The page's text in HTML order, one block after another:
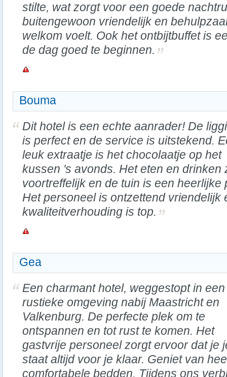
stilte, wat zorgt voor een goede
buitengewoon vriendelijk en
welkom voelt. Ook het ontbijtbuffet is
de dag goed te beginnen.
Bouma
Dit hotel is een echte aanrader! De
is perfect en de service is uitstekend.
leuk extraatje is het chocolaatje op het
kussen 's avonds. Het eten en drinken
voortreffelijk en de tuin is een heerlijke
Het personeel is ontzettend vriendelijk
kwaliteitverhouding is top.
Gea
Een charmant hotel, weggestopt in een
rustieke omgeving nabij Maastricht en
Valkenburg. De perfecte plek om te
ontspannen en tot rust te komen. Het
gastvrije personeel zorgt ervoor dat je
staat altijd voor je klaar. Geniet van
comfortabele bedden. Tijdens ons